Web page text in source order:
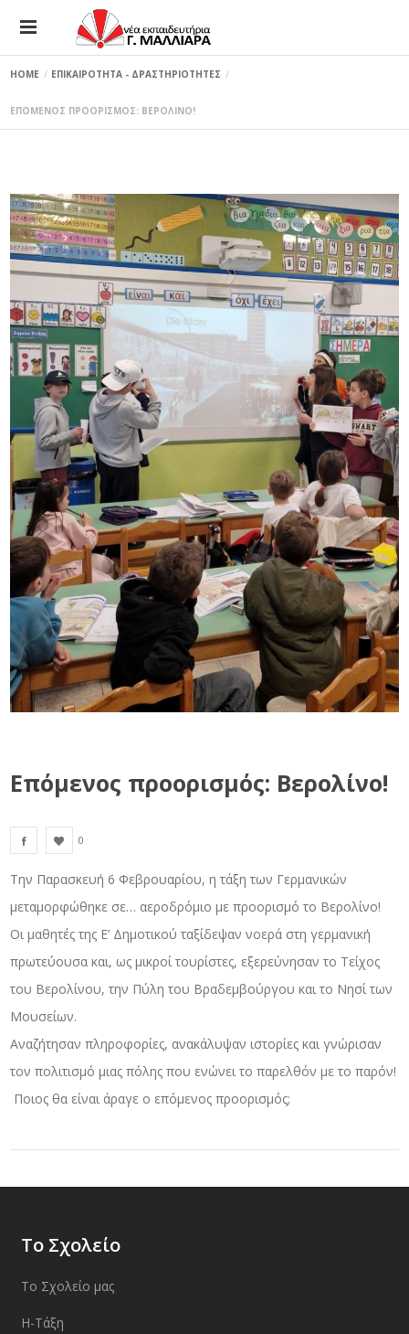
HOME ΕΠΙΚΑΙΡΟΤΗΤΑ - ΔΡΑΣΤΗΡΙΟΤΗΤΕΣ
ΕΠΟΜΕΝΟΣ ΠΡΟΟΡΙΣΜΟΣ: ΒΕΡΟΛΙΝΟ!
Επόμενος προορισμός: Βερολίνο!
0
Την Παρασκευή 6 Φεβρουαρίου, η τάξη των Γερμανικών
μεταμορφώθηκε σε… αεροδρόμιο με προορισμό το Βερολίνο!
Οι μαθητές της Ε’ Δημοτικού ταξίδεψαν νοερά στη γερμανική
πρωτεύουσα και, ως μικροί τουρίστες, εξερεύνησαν το Τείχος
του Βερολίνου, την Πύλη του Βραδεμβούργου και το Νησί των
Μουσείων.
Αναζήτησαν πληροφορίες, ανακάλυψαν ιστορίες και γνώρισαν
τον πολιτισμό μιας πόλης που ενώνει το παρελθόν με το παρόν!
Ποιος θα είναι άραγε ο επόμενος προορισμός;
Το Σχολείο
Το Σχολείο μας
Η-Τάξη